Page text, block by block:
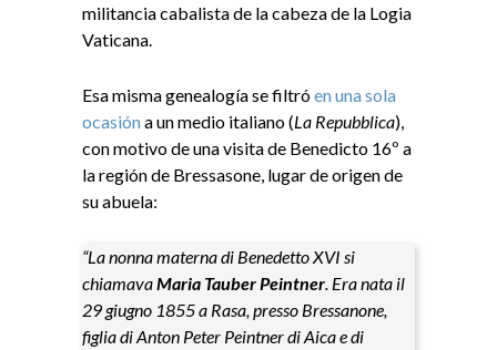
militancia cabalista de la cabeza de la Logia
Vaticana.
Esa misma genealogía se filtróen una sola
ocasióna un medio italiano (La Repubblica),
con motivo de una visita de Benedicto 16º a
la región de Bressasone, lugar de origen de
su abuela:
“La nonna materna di Benedetto XVI si
chiamavaMaria Tauber Peintner. Era nata il
29 giugno 1855 a Rasa, presso Bressanone,
figlia di Anton Peter Peintner di Aica e di